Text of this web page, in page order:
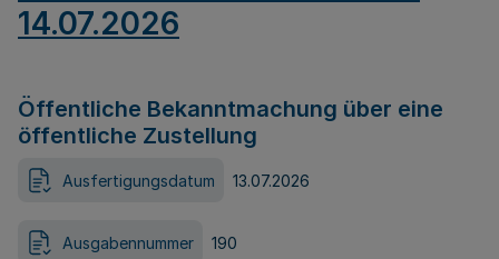
14.07.2026
Öffentliche Bekanntmachung über eine
öffentliche Zustellung
Ausfertigungsdatum 13.07.2026
Ausgabennummer 190